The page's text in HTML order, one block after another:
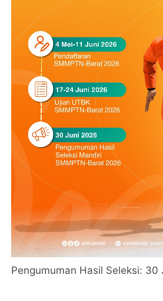
Pengumuman Hasil Seleksi: 30